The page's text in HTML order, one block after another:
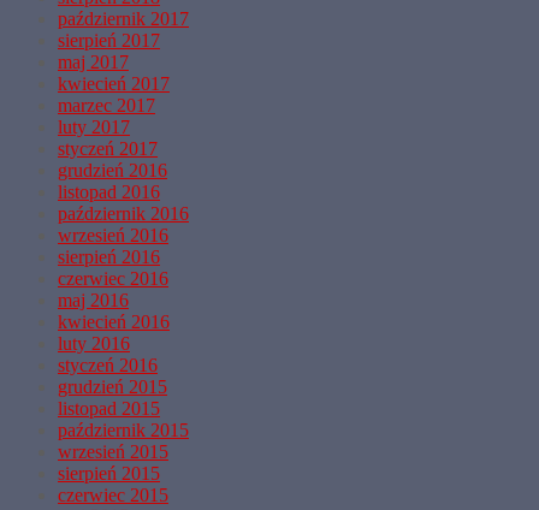
październik 2017
sierpień 2017
maj 2017
kwiecień 2017
marzec 2017
luty 2017
styczeń 2017
grudzień 2016
listopad 2016
październik 2016
wrzesień 2016
sierpień 2016
czerwiec 2016
maj 2016
kwiecień 2016
luty 2016
styczeń 2016
grudzień 2015
listopad 2015
październik 2015
wrzesień 2015
sierpień 2015
czerwiec 2015